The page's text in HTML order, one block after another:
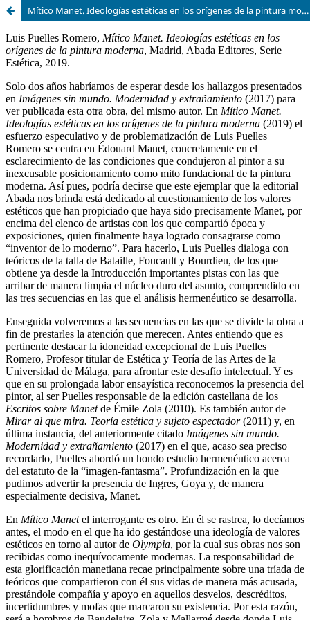
Mítico Manet. Ideologías estéticas en los orígenes de la pintura moderna